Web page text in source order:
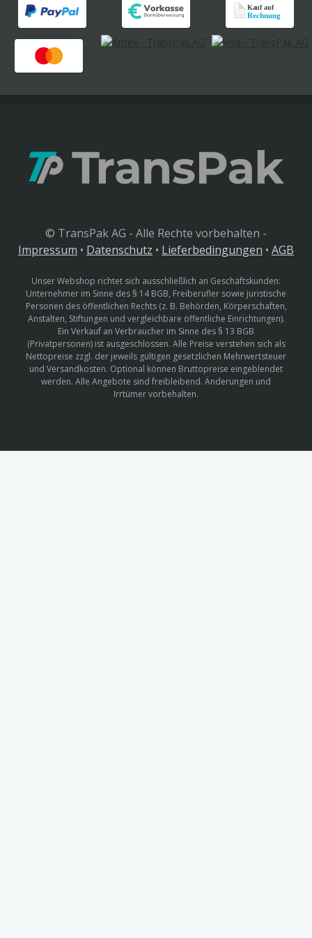
© TransPak AG - Alle Rechte vorbehalten -
Impressum • Datenschutz • Lieferbedingungen • AGB
Unser Webshop richtet sich ausschließlich an Geschäftskunden:
Unternehmer im Sinne des § 14 BGB, Freiberufler sowie juristische
Personen des öffentlichen Rechts (z. B. Behörden, Körperschaften,
Anstalten, Stiftungen und vergleichbare öffentliche Einrichtungen).
Ein Verkauf an Verbraucher im Sinne des § 13 BGB
(Privatpersonen) ist ausgeschlossen. Alle Preise verstehen sich als
Nettopreise zzgl. der jeweils gültigen gesetzlichen Mehrwertsteuer
und Versandkosten. Optional können Bruttopreise eingeblendet
werden. Alle Angebote sind freibleibend. Änderungen und
Irrtümer vorbehalten.